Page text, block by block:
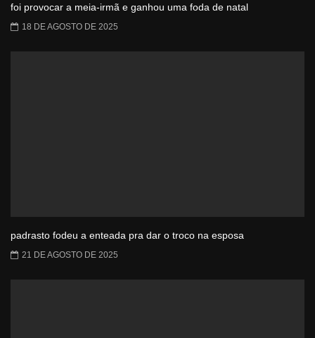
foi provocar a meia-irmã e ganhou uma foda de natal
18 DE AGOSTO DE 2025
padrasto fodeu a enteada pra dar o troco na esposa
21 DE AGOSTO DE 2025